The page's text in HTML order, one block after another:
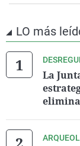
LO más
La